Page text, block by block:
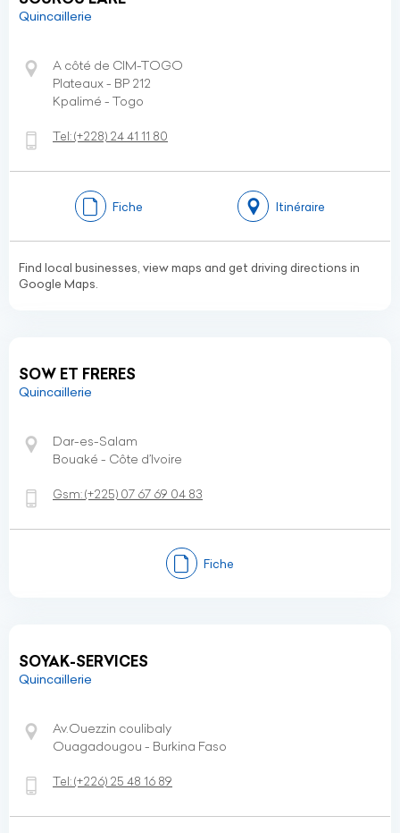
Quincaillerie
A côté de CIM-TOGO
Plateaux - BP 212
Kpalimé - Togo
Tel:(+228) 24 41 11 80
Fiche Itinéraire
Find local businesses, view maps and get driving directions in
Google Maps.
SOW ET FRERES
Quincaillerie
Dar-es-Salam
Bouaké - Côte d’Ivoire
Gsm:(+225) 07 67 69 04 83
Fiche
SOYAK-SERVICES
Quincaillerie
Av.Ouezzin coulibaly
Ouagadougou - Burkina Faso
Tel:(+226) 25 48 16 89